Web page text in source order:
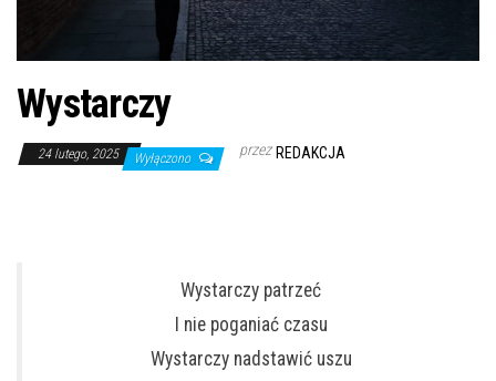
Wystarczy
24 lutego, 2025 Wyłączono przez REDAKCJA
Wystarczy patrzeć
I nie poganiać czasu
Wystarczy nadstawić uszu